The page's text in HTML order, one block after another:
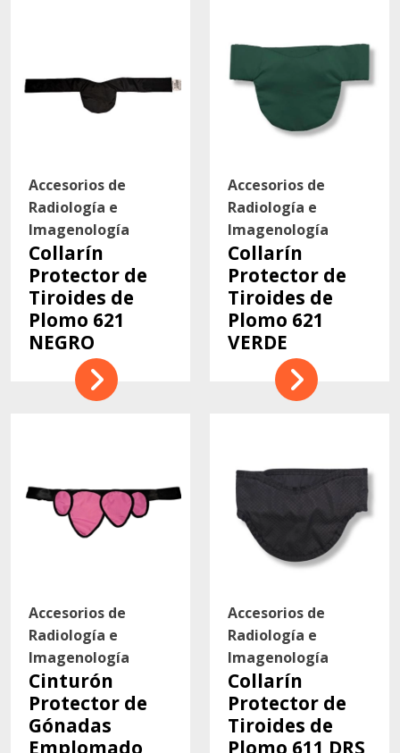
Accesorios de
Radiología e
Imagenología
Collarín
Protector de
Tiroides de
Plomo 621
NEGRO
Accesorios de
Radiología e
Imagenología
Collarín
Protector de
Tiroides de
Plomo 621
VERDE
Accesorios de
Radiología e
Imagenología
Cinturón
Protector de
Gónadas
Emplomado
Accesorios de
Radiología e
Imagenología
Collarín
Protector de
Tiroides de
Plomo 611 DRS